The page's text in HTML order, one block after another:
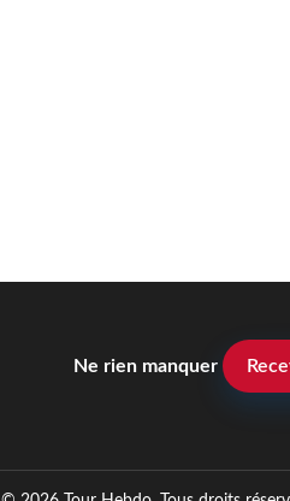
Ne rien manquer